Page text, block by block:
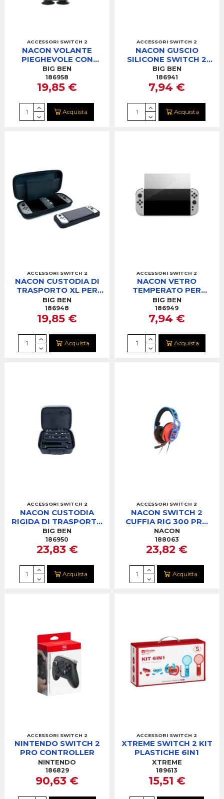
ACCESSORI SWITCH 2
NACON VOLANTE
PIEGHEVOLE CON
ALLOGGIO 2 JOYCON
SWITCH 2
BIG BEN
186958
19,85 €
Acquista
ACCESSORI SWITCH 2
NACON GUSCIO
SILICONE SWITCH 2
NERO
BIG BEN
186941
7,94 €
Acquista
ACCESSORI SWITCH 2
NACON CUSTODIA DI
TRASPORTO XL PER
SWITCH 2 NERA
BIG BEN
186948
19,85 €
Acquista
ACCESSORI SWITCH 2
NACON VETRO
TEMPERATO PER
SWITCH 2
BIG BEN
186949
7,94 €
Acquista
ACCESSORI SWITCH 2
NACON CUSTODIA
RIGIDA DI TRASPORTO
PER SWITCH 2 XXL
NERA
BIG BEN
186950
23,83 €
Acquista
ACCESSORI SWITCH 2
NACON SWITCH 2
CUFFIA RIG 300 PRO
HNR+B ROSSO/BLU
NACON
188063
23,82 €
Acquista
ACCESSORI SWITCH 2
NINTENDO SWITCH 2
PRO CONTROLLER
NINTENDO
186829
90,63 €
ACCESSORI SWITCH 2
XTREME SWITCH 2 KIT
PLASTICHE 6IN1
XTREME
189613
15,51 €